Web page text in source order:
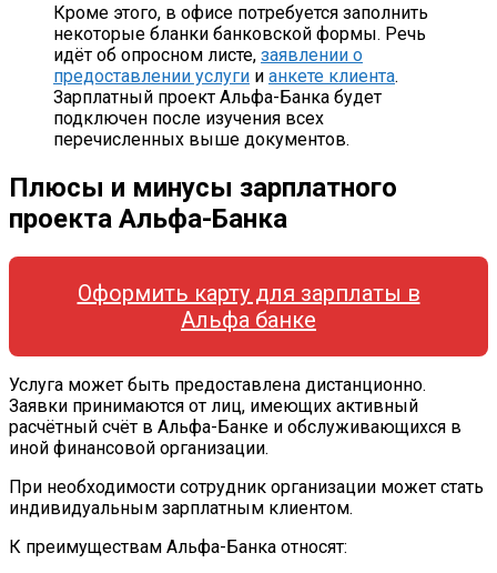
Кроме этого, в офисе потребуется заполнить
некоторые бланки банковской формы. Речь
идёт об опросном листе, заявлении о
предоставлении услуги и анкете клиента.
Зарплатный проект Альфа-Банка будет
подключен после изучения всех
перечисленных выше документов.
Плюсы и минусы зарплатного
проекта Альфа-Банка
Оформить карту для зарплаты в
Альфа банке
Услуга может быть предоставлена дистанционно.
Заявки принимаются от лиц, имеющих активный
расчётный счёт в Альфа-Банке и обслуживающихся в
иной финансовой организации.
При необходимости сотрудник организации может стать
индивидуальным зарплатным клиентом.
К преимуществам Альфа-Банка относят: